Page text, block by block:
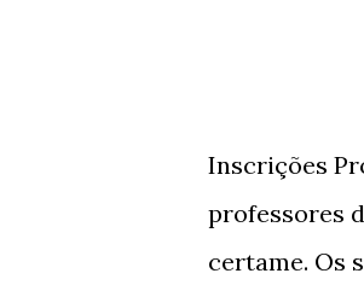
Inscrições
professores
certame. Os